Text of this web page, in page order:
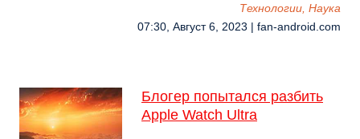
Технологии, Наука
07:30, Август 6, 2023 | fan-android.com
Блогер попытался разбить
Apple Watch Ultra